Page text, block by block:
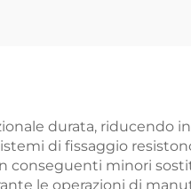
durata,
di fissaggio
conseguenti minori
le operazioni di